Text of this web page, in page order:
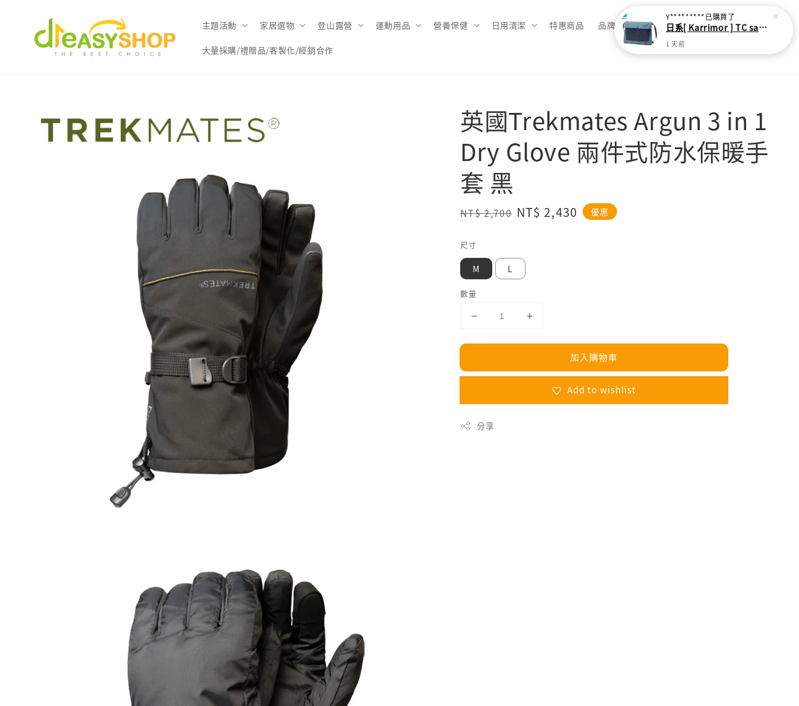
主題活動 家居選物 登山露營 運動用品 營養保健 日用清潔 特惠商品 品牌總覽
大量採購/禮贈品/客製化/經銷合作
英國Trekmates Argun 3 in 1
Dry Glove 兩件式防水保暖手
套 黑
Regular
NT$ 2,700 Sale
NT$ 2,430 優惠
尺寸
M L
數量
加入購物車
Add to wishlist
分享
Y*********已購買了
日系[ Karrimor ] TC sacoche Ｌ 多功能輕旅收納袋
1 天前